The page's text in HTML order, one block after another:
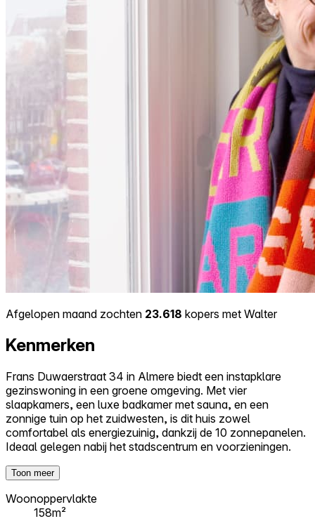
Afgelopen maand zochten 23.618 kopers met Walter
Kenmerken
Frans Duwaerstraat 34 in Almere biedt een instapklare
gezinswoning in een groene omgeving. Met vier
slaapkamers, een luxe badkamer met sauna, en een
zonnige tuin op het zuidwesten, is dit huis zowel
comfortabel als energiezuinig, dankzij de 10 zonnepanelen.
Ideaal gelegen nabij het stadscentrum en voorzieningen.
Toon meer
Woonoppervlakte
158m²